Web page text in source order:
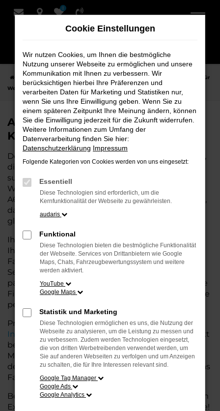
Zum
0
Startseite Weyhe Audi
Audi A6 Fahrzeuge bei Schmidt + Koch für
Weyhe
Audi A6 Fahrzeuge bei Schmidt +
Koch für Weyhe
Der Audi A6 ist die perfekte Wahl für alle in Weyhe,
die ein zuverlässiges und modernes Fahrzeug
suchen. Ob für den täglichen Arbeitsweg,
Wochenendausflüge oder lange Reisen, der Audi
A6 bietet Komfort, Effizienz und modernes Design,
das sowohl in der Stadt als auch auf dem Land
glänzt.
Ihr Audi Autohaus in der Nähe von Weyhe bietet
Ihnen neben einer breiten Auswahl an Audi
Fahrzeugen auch umfassende Beratung und
Service. Wir unterstützen Sie bei der Auswahl des
passenden Modells und bieten maßgeschneiderte
Finanzierungslösungen sowie Leasingoptionen, die
perfekt zu Ihrem Budget und Bedarf passen.
Profitieren Sie von zusätzlichen Services wie
Inzahlungnahme,Wartung und Reparaturendirekt
bei Ihrem Audi Autohaus in der Nähe von Weyhe.
Mit unserer großen Auswahl an Fahrzeugen und
der professionellen Beratung finden Sie bei uns das
Fahrzeug, das Ihre Ansprüche erfüllt.
Besuchen Sie uns und lassen Sie sich von unserem
Expertenteam beraten – der Audi A6 wartet auf Sie!
Cookie Einstellungen
Wir nutzen Cookies, um Ihnen die bestmögliche
Nutzung unserer Webseite zu ermöglichen und unsere
Kommunikation mit Ihnen zu verbessern. Wir
berücksichtigen hierbei Ihre Präferenzen und
verarbeiten Daten für Marketing und Statistiken nur,
wenn Sie uns Ihre Einwilligung geben. Wenn Sie zu
einem späteren Zeitpunkt Ihre Meinung ändern, können
Sie die Einwilligung jederzeit für die Zukunft widerrufen.
Weitere Informationen zum Umfang der
Datenverarbeitung finden Sie hier:
Datenschutzerklärung Impressum
Folgende Kategorien von Cookies werden von uns eingesetzt:
Essentiell
Diese Technologien sind erforderlich, um die
Kernfunktionalität der Webseite zu gewährleisten.
audaris
Funktional
Diese Technologien bieten die bestmögliche Funktionalität
der Webseite. Services von Drittanbietern wie Google
Maps, Chats, Fahrzeugbewertungssystem und weitere
werden aktiviert.
YouTube
Google Maps
Statistik und Marketing
Diese Technologien ermöglichen es uns, die Nutzung der
Webseite zu analysieren, um die Leistung zu messen und
zu verbessern. Zudem werden Technologien eingesetzt,
die von dritten Werbetreibenden verwendet werden, um
Sie auf anderen Webseiten zu verfolgen und um Anzeigen
zu schalten, die für Ihre Interessen relevant sind.
Google Tag Manager
Google Ads
Google Analytics